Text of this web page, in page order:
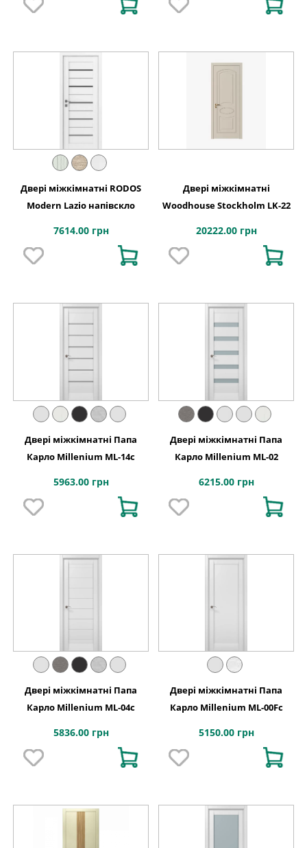
Двері міжкімнатні RODOS
Modern Lazio напівскло
7614.00 грн
Двері міжкімнатні
Woodhouse Stockholm LK-22
20222.00 грн
Двері міжкімнатні Папа
Карло Millenium ML-14с
5963.00 грн
Двері міжкімнатні Папа
Карло Millenium ML-02
6215.00 грн
Двері міжкімнатні Папа
Карло Millenium ML-04с
5836.00 грн
Двері міжкімнатні Папа
Карло Millenium ML-00Fс
5150.00 грн